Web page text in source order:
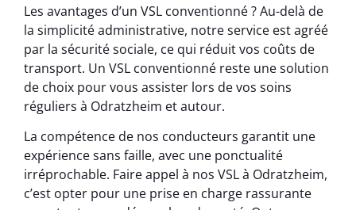
Les avantages d’un VSL conventionné ? Au-delà de
la simplicité administrative, notre service est agréé
par la sécurité sociale, ce qui réduit vos coûts de
transport. Un VSL conventionné reste une solution
de choix pour vous assister lors de vos soins
réguliers à Odratzheim et autour.
La compétence de nos conducteurs garantit une
expérience sans faille, avec une ponctualité
irréprochable. Faire appel à nos VSL à Odratzheim,
c’est opter pour une prise en charge rassurante